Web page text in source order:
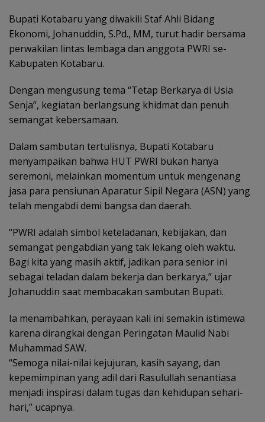
Bupati Kotabaru yang diwakili Staf Ahli Bidang
Ekonomi, Johanuddin, S.Pd., MM, turut hadir bersama
perwakilan lintas lembaga dan anggota PWRI se-
Kabupaten Kotabaru.
Dengan mengusung tema “Tetap Berkarya di Usia
Senja”, kegiatan berlangsung khidmat dan penuh
semangat kebersamaan.
Dalam sambutan tertulisnya, Bupati Kotabaru
menyampaikan bahwa HUT PWRI bukan hanya
seremoni, melainkan momentum untuk mengenang
jasa para pensiunan Aparatur Sipil Negara (ASN) yang
telah mengabdi demi bangsa dan daerah.
“PWRI adalah simbol keteladanan, kebijakan, dan
semangat pengabdian yang tak lekang oleh waktu.
Bagi kita yang masih aktif, jadikan para senior ini
sebagai teladan dalam bekerja dan berkarya,” ujar
Johanuddin saat membacakan sambutan Bupati.
Ia menambahkan, perayaan kali ini semakin istimewa
karena dirangkai dengan Peringatan Maulid Nabi
Muhammad SAW.
“Semoga nilai-nilai kejujuran, kasih sayang, dan
kepemimpinan yang adil dari Rasulullah senantiasa
menjadi inspirasi dalam tugas dan kehidupan sehari-
hari,” ucapnya.